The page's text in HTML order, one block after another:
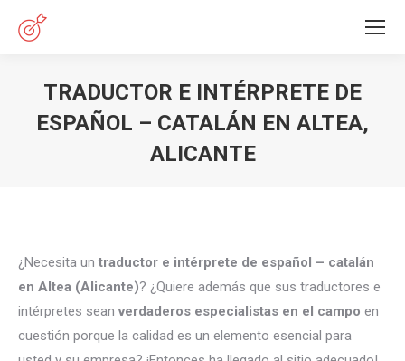
TRADUCTOR E INTÉRPRETE DE
ESPAÑOL – CATALÁN EN ALTEA,
ALICANTE
¿Necesita un traductor e intérprete de español – catalán
en Altea (Alicante)? ¿Quiere además que sus traductores e
intérpretes sean verdaderos especialistas en el campo en
cuestión porque la calidad es un elemento esencial para